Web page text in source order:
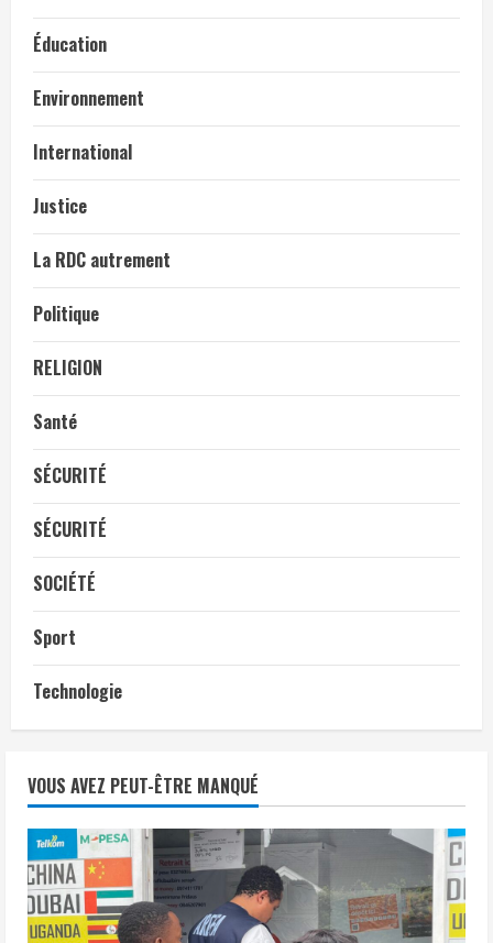
Éducation
Environnement
International
Justice
La RDC autrement
Politique
RELIGION
Santé
SÉCURITÉ
SÉCURITÉ
SOCIÉTÉ
Sport
Technologie
VOUS AVEZ PEUT-ÊTRE MANQUÉ